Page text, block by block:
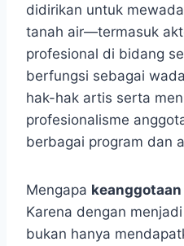
didirikan untuk
tanah air—termasuk
profesional di bidang
berfungsi sebagai
hak-hak artis serta
profesionalisme
berbagai program dan
Mengapa keanggotaan
Karena dengan
bukan hanya